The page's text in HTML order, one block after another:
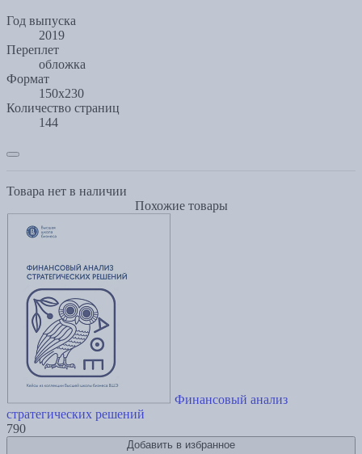
Год выпуска
2019
Переплет
обложка
Формат
150x230
Количество страниц
144
Товара нет в наличии
Похожие товары
Финансовый анализ
стратегических решений
790
Добавить в избранное